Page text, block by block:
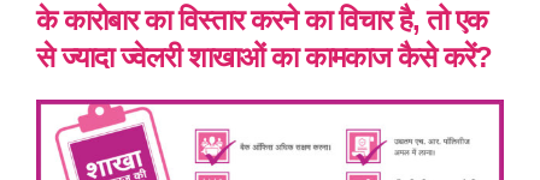
के कारोबार का विस्तार करने का विचार है, तो एक
से ज्यादा ज्वेलरी शाखाओं का कामकाज कैसे करें?